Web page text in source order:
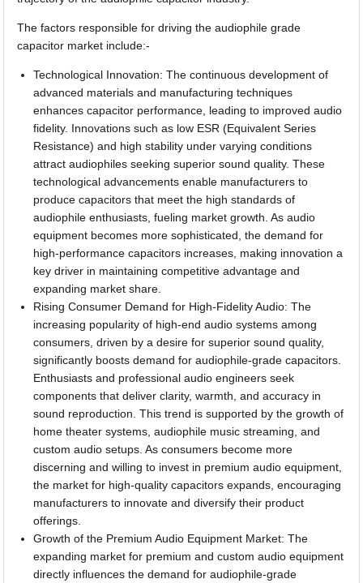
The factors responsible for driving the audiophile grade
capacitor market include:-
Technological Innovation: The continuous development of
advanced materials and manufacturing techniques
enhances capacitor performance, leading to improved audio
fidelity. Innovations such as low ESR (Equivalent Series
Resistance) and high stability under varying conditions
attract audiophiles seeking superior sound quality. These
technological advancements enable manufacturers to
produce capacitors that meet the high standards of
audiophile enthusiasts, fueling market growth. As audio
equipment becomes more sophisticated, the demand for
high-performance capacitors increases, making innovation a
key driver in maintaining competitive advantage and
expanding market share.
Rising Consumer Demand for High-Fidelity Audio: The
increasing popularity of high-end audio systems among
consumers, driven by a desire for superior sound quality,
significantly boosts demand for audiophile-grade capacitors.
Enthusiasts and professional audio engineers seek
components that deliver clarity, warmth, and accuracy in
sound reproduction. This trend is supported by the growth of
home theater systems, audiophile music streaming, and
custom audio setups. As consumers become more
discerning and willing to invest in premium audio equipment,
the market for high-quality capacitors expands, encouraging
manufacturers to innovate and diversify their product
offerings.
Growth of the Premium Audio Equipment Market: The
expanding market for premium and custom audio equipment
directly influences the demand for audiophile-grade